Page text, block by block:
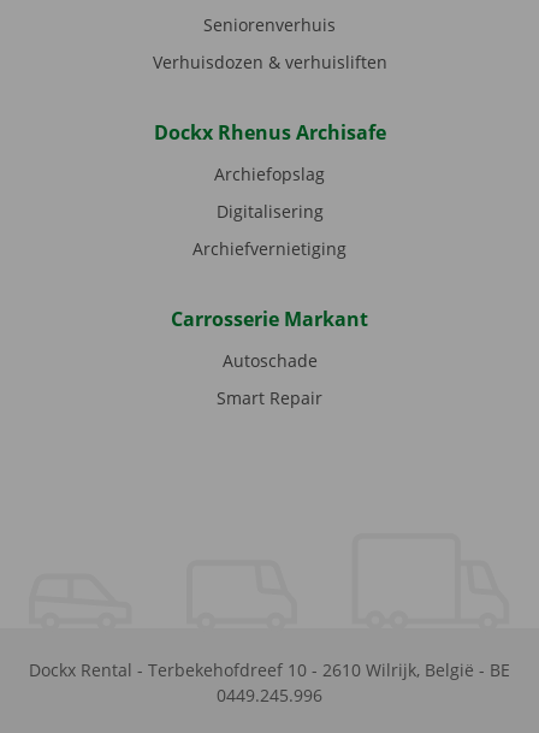
Seniorenverhuis
Verhuisdozen & verhuisliften
Dockx Rhenus Archisafe
Archiefopslag
Digitalisering
Archiefvernietiging
Carrosserie Markant
Autoschade
Smart Repair
Dockx Rental - Terbekehofdreef 10 - 2610 Wilrijk, België - BE
0449.245.996